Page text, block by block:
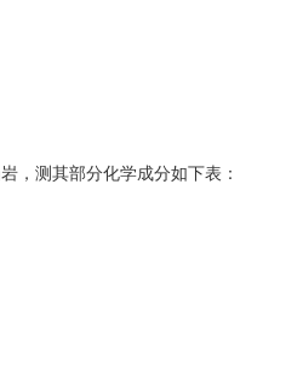
，测其部分化学成分如下表：